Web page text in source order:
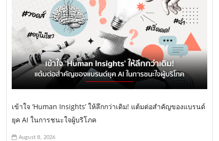
เข้าใจ ‘Human Insights’ ให้ลึกกว่าเดิม! แต้มต่อสำคัญของแบรนด์
ยุค AI ในการชนะใจผู้บริโภค
August 8, 2026